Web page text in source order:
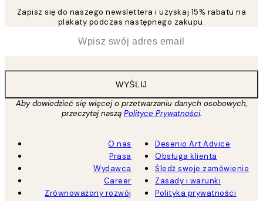
Zapisz się do naszego newslettera i uzyskaj 15% rabatu na
plakaty podczas następnego zakupu.
WYŚLIJ
Aby dowiedzieć się więcej o przetwarzaniu danych osobowych,
przeczytaj naszą Polityce Prywatności.
O nas
Prasa
Wydawca
Career
Zrównoważony rozwój
Desenio Art Advice
Obsługa klienta
Śledź swoje zamówienie
Zasady i warunki
Polityka prywatności